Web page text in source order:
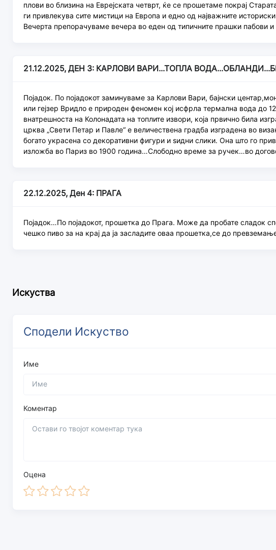
плови во близина на Еврејската четврт, ќе се прошетаме покрај
ги привлекува сите мистици на Европа и едно од најважните
Вечерта препорачуваме вечера во еден од типичните прашки пабови
21.12.2025, ДЕН 3: КАРЛОВИ ВАРИ...ТОПЛА
Појадок. По појадокот заминуваме за Карлови Вари, бајнски
или гејзер Вридло е природен феномен кој исфрла термална вода до
внатрешноста на Колонадата на топлите извори, која првично била
црква „Свети Петар и Павле“ е величествена градба изградена во
богато украсена со декоративни фигури и ѕидни слики. Она што го
изложба во Париз во 1900 година…Слободно време за ручек…во
22.12.2025, Ден 4: ПРАГА
Појадок…По појадокот, прошетка до Прага. Може да пробате сладок
чешко пиво за на крај да ја засладите оваа прошетка,се до
Искуства
Сподели Искуство
Име
Коментар
Оцена